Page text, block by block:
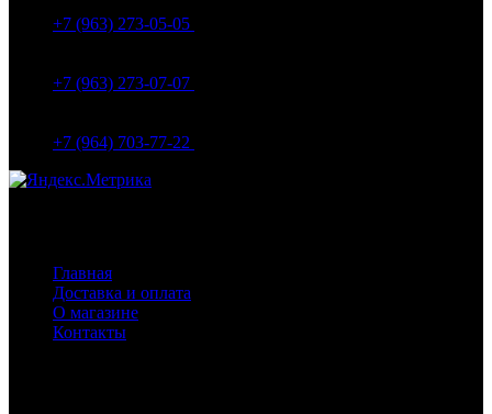
+7 (963) 273-05-05
+7 (963) 273-07-07
+7 (964) 703-77-22
Главная
Доставка и оплата
О магазине
Контакты